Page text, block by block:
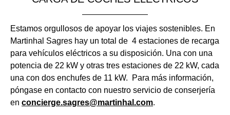
Estamos orgullosos de apoyar los viajes sostenibles. En
Martinhal Sagres hay un total de 4 estaciones de recarga
para vehículos eléctricos a su disposición. Una con una
potencia de 22 kW y otras tres estaciones de 22 kW, cada
una con dos enchufes de 11 kW. Para más información,
póngase en contacto con nuestro servicio de conserjería
en concierge.sagres@martinhal.com.